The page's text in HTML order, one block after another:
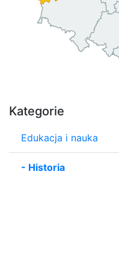
Kategorie
Edukacja i nauka
- Historia